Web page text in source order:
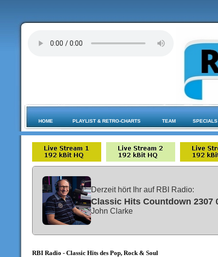
HOME PLAYLIST & RETRO-CHARTS TEAM SPECIALS
RBI Radio - Classic Hits des Pop, Rock & Soul